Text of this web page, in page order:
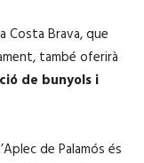
Costa Brava, que
també oferirà
de bunyols i
de Palamós és